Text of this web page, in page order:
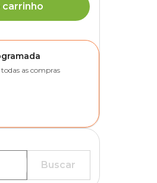
carrinho
as compras
Buscar